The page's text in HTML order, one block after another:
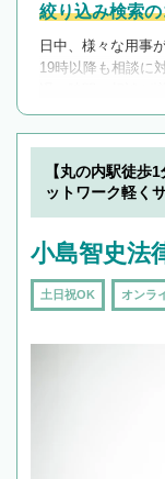
絞り込み検索
日中、様々な用事
19時以降も相談に
遅い時間の相談が
んで検索してみま
【丸の内駅徒歩
ットワーク軽く
小島智史法
土日祝OK オンラ